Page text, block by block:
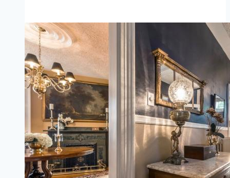
для
современного
строительства
|
Стройматериалы
и
технологии